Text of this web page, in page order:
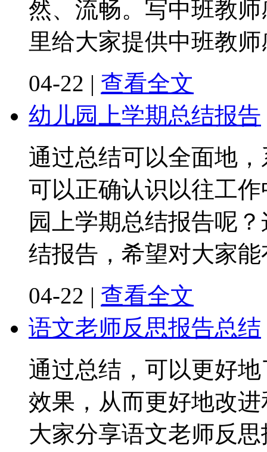
然、流畅。写中班教
里给大家提供中班教
04-22 | 查看全文
幼儿园上学期总结报告
通过总结可以全面地
可以正确认识以往工
园上学期总结报告呢
结报告，希望对大家
04-22 | 查看全文
语文老师反思报告总结
通过总结，可以更好
效果，从而更好地改
大家分享语文老师反